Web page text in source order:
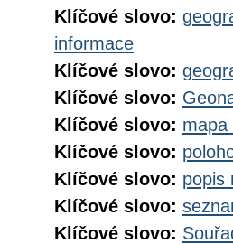
Klíčové slovo:
informace
Klíčové slovo:
Klíčové slovo:
Klíčové slovo:
Klíčové slovo:
Klíčové slovo: popis
Klíčové slovo:
Klíčové slovo: